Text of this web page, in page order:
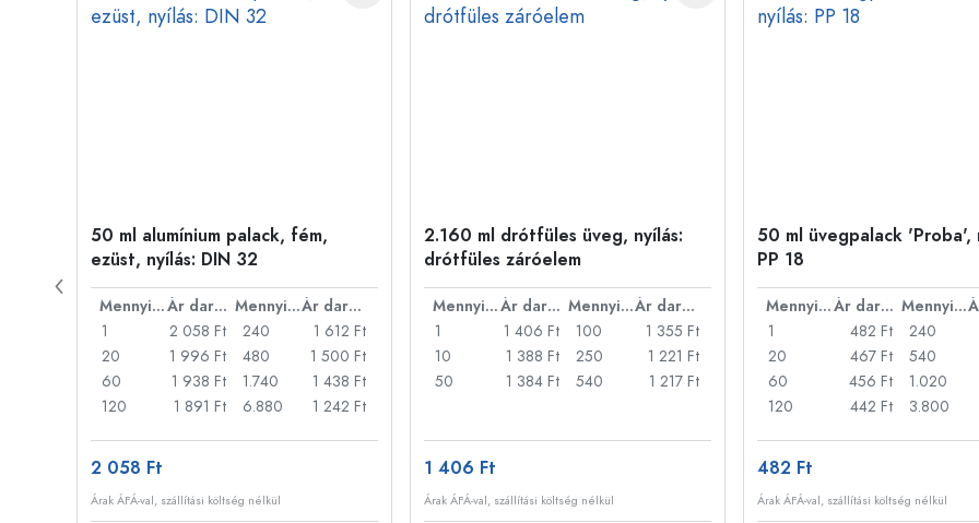
50 ml alumínium palack, fém,
ezüst, nyílás: DIN 32
Mennyiség Ár darabonként Mennyiség
Ár darabonként
1
2 058 Ft
20
1 996 Ft
60
1 938 Ft
120
1 891 Ft
240
1 612 Ft
480
1 500 Ft
1.740
1 438 Ft
6.880
1 242 Ft
2 058 Ft
Árak ÁFÁ-val, szállítási költség nélkül
2.160 ml drótfüles üveg, nyílás:
drótfüles záróelem
Mennyiség Ár darabonként Mennyiség
Ár darabonként
1
1 406 Ft
10
1 388 Ft
50
1 384 Ft
100
1 355 Ft
250
1 221 Ft
540
1 217 Ft
1 406 Ft
Árak ÁFÁ-val, szállítási költség nélkül
50 ml üvegpalack 'Proba',
PP 18
Mennyiség Ár darabonként Mennyiség
1
482 Ft
20
467 Ft
60
456 Ft
120
442 Ft
240
540
1.020
3.800
482 Ft
Árak ÁFÁ-val, szállítási költség nélkül